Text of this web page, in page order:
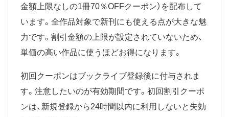
金額上限なしの1冊70％OFFクーポン）を配布して
います。全作品対象で新刊にも使える点が大きな魅
力です。割引金額の上限が設定されていないため、
単価の高い作品に使うほどお得になります。
初回クーポンはブックライブ登録後に付与されま
す。注意したいのが有効期間です。初回割引クーポ
ンは、新規登録から24時間以内に利用しないと失効